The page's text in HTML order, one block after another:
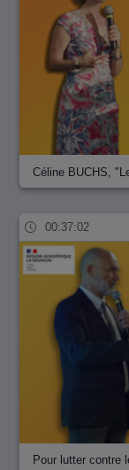
Céline BUCHS,
00:37:02
Pour lutter contre